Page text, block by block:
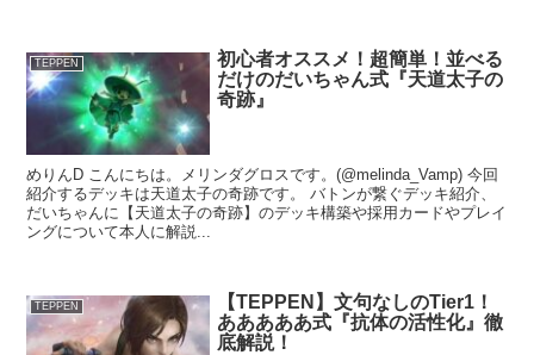
TEPPEN
初心者オススメ！超簡単！並べる
だけのだいちゃん式『天道太子の
奇跡』
めりんD こんにちは。メリンダグロスです。(@melinda_Vamp) 今回
紹介するデッキは天道太子の奇跡です。 バトンが繋ぐデッキ紹介、
だいちゃんに【天道太子の奇跡】のデッキ構築や採用カードやプレイ
ングについて本人に解説...
TEPPEN
【TEPPEN】文句なしのTier1！
あああああ式『抗体の活性化』徹
底解説！